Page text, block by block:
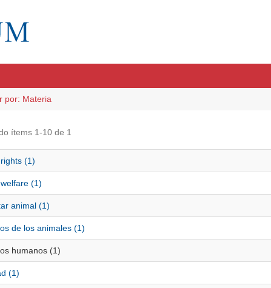
por: Materia
ítems 1-10 de 1
(1)
(1)
animal (1)
de los animales (1)
humanos (1)
(1)